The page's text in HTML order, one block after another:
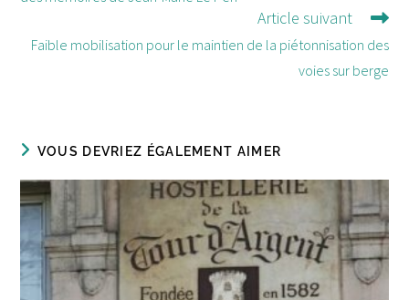
Article suivant
Faible mobilisation pour le maintien de la piétonnisation des
voies sur berge
VOUS DEVRIEZ ÉGALEMENT AIMER